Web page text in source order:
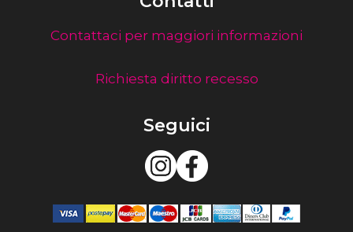
Contattaci per maggiori informazioni
Richiesta diritto recesso
Seguici